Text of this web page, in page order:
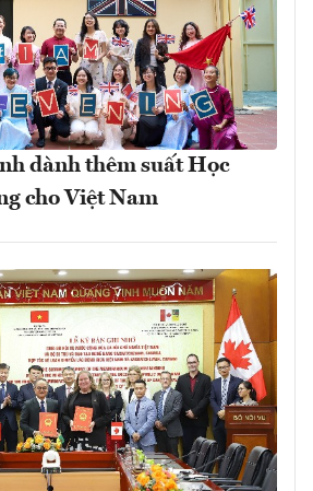
dành thêm suất Học
cho Việt Nam